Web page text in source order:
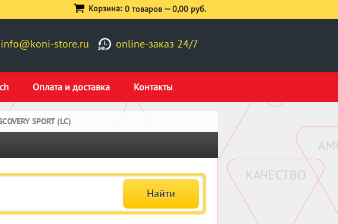
info@koni-store.ru online-заказ 24/7
Оплата и доставка Контакты
Корзина: 0 товаров —0,00 руб.
SPORT (LC)